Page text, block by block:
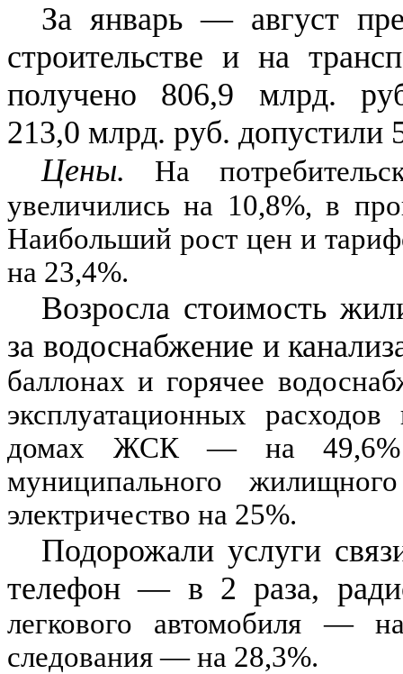
За январь— август
строительстве и на
получено 806,9 млрд.
213,0 млрд. руб. допустили
Цены.
На
увеличились на 10,8%, в
Наибольший рост цен и
на 23,4%.
Возросла стоимость
за водоснабжение и
баллонах и горячее
эксплуатационных
домах ЖСК — на
муниципального
электричество на 25%.
Подорожали услуги
телефон — в 2 раза,
легкового автомобиля —
следования—на 28,3%.